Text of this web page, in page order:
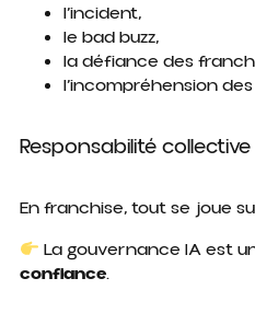
l’incident,
le bad buzz,
la défiance des
l’incompréhension
Responsabilité
En franchise, tout se joue
La gouvernance IA est
confiance.